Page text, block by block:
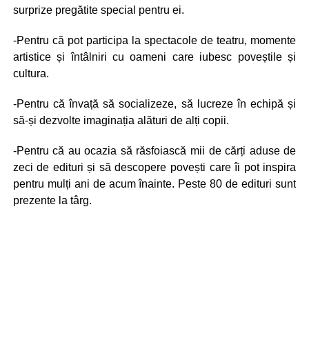
surprize pregătite special pentru ei.
-Pentru că pot participa la spectacole de teatru, momente
artistice și întâlniri cu oameni care iubesc poveștile și
cultura.
-Pentru că învață să socializeze, să lucreze în echipă și
să-și dezvolte imaginația alături de alți copii.
-Pentru că au ocazia să răsfoiască mii de cărți aduse de
zeci de edituri și să descopere povești care îi pot inspira
pentru mulți ani de acum înainte. Peste 80 de edituri sunt
prezente la târg.